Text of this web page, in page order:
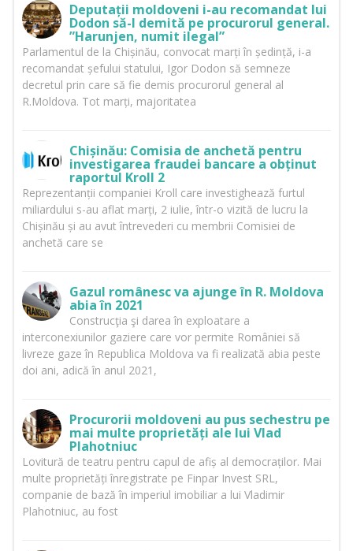
Deputații moldoveni i-au recomandat lui
Dodon să-l demită pe procurorul general.
”Harunjen, numit ilegal”
Parlamentul de la Chișinău, convocat marți în ședință, i-a
recomandat șefului statului, Igor Dodon să semneze
decretul prin care să fie demis procurorul general al
R.Moldova. Tot marți, majoritatea
Chișinău: Comisia de anchetă pentru
investigarea fraudei bancare a obținut
raportul Kroll 2
Reprezentanții companiei Kroll care investighează furtul
miliardului s-au aflat marți, 2 iulie, într-o vizită de lucru la
Chișinău și au avut întrevederi cu membrii Comisiei de
anchetă care se
Gazul românesc va ajunge în R. Moldova
abia în 2021
Construcţia şi darea în exploatare a
interconexiunilor gaziere care vor permite României să
livreze gaze în Republica Moldova va fi realizată abia peste
doi ani, adică în anul 2021,
Procurorii moldoveni au pus sechestru pe
mai multe proprietăți ale lui Vlad
Plahotniuc
Lovitură de teatru pentru capul de afiș al democraților. Mai
multe proprietăți înregistrate pe Finpar Invest SRL,
companie de bază în imperiul imobiliar a lui Vladimir
Plahotniuc, au fost